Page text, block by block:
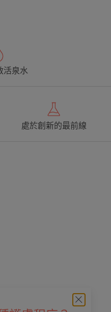
活泉水
處於創新的最前線